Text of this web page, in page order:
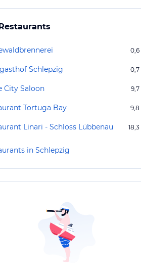
0,6
Schlepzig 0,7
City Saloon 9,7
Tortuga Bay 9,8
Linari - Schloss Lübbenau 18,3
in Schlepzig